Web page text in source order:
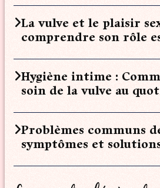
La vulve et le plaisir
comprendre son rôle
Hygiène intime :
soin de la vulve au
Problèmes communs
symptômes et